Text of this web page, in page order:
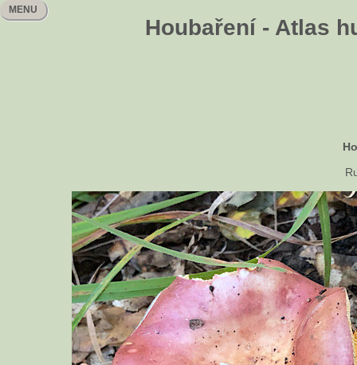
Houbaření - Atlas
MENU